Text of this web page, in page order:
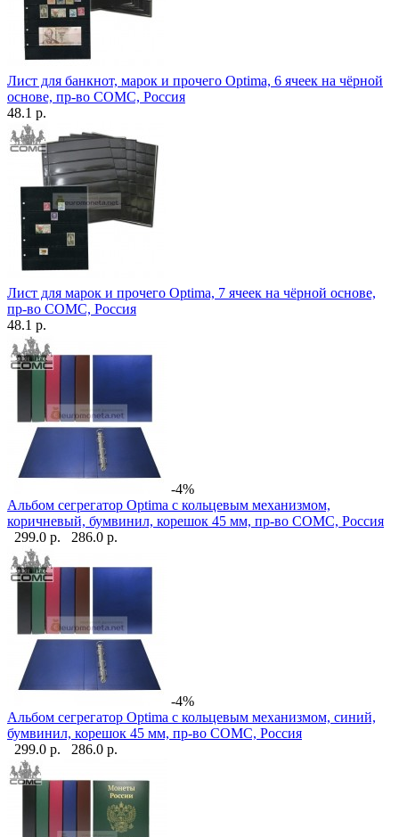
Лист для банкнот, марок и прочего Optima, 6 ячеек на чёрной
основе, пр-во СОМС, Россия
48.1 р.
Лист для марок и прочего Optima, 7 ячеек на чёрной основе,
пр-во СОМС, Россия
48.1 р.
-4%
Альбом сегрегатор Optima с кольцевым механизмом,
коричневый, бумвинил, корешок 45 мм, пр-во СОМС, Россия
299.0 р.
286.0 р.
-4%
Альбом сегрегатор Optima с кольцевым механизмом, синий,
бумвинил, корешок 45 мм, пр-во СОМС, Россия
299.0 р.
286.0 р.